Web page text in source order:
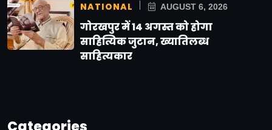
NATIONAL AUGUST 6, 2026
गोरखपुर में 14 अगस्त को होगा
साहित्यिक जुटान, ख्यातिलब्ध
साहित्यकार